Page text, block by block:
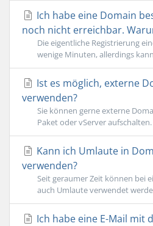
Ich habe eine Domain
noch nicht erreichbar.
Die eigentliche Registrierung
wenige Minuten, allerdings
Ist es möglich, externe
verwenden?
Sie können gerne externe
Paket oder vServer
Kann ich Umlaute in
verwenden?
Seit geraumer Zeit können bei
auch Umlaute verwendet
Ich habe eine E-Mail mit